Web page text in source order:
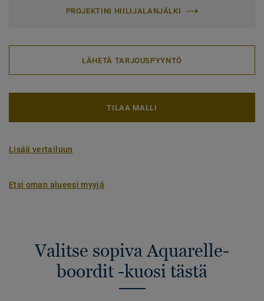
PROJEKTINI HIILIJALANJÄLKI
LÄHETÄ TARJOUSPYYNTÖ
TILAA MALLI
Lisää vertailuun
Etsi oman alueesi myyjä
Valitse sopiva Aquarelle-
boordit -kuosi tästä